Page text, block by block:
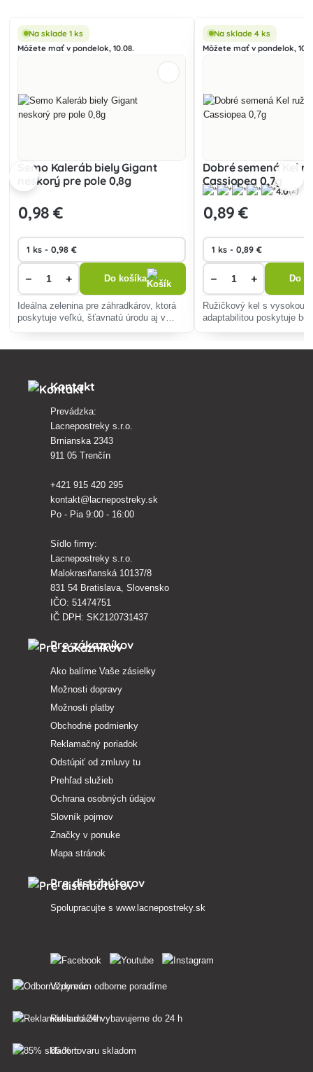
Na sklade 1 ks
Môžete mať v pondelok, 10.08.
Semo Kaleráb biely Gigant
neskorý pre pole 0,8g
0,98 €
− + Do košíka
Ideálna zelenina pre záhradkárov, ktorá
poskytuje veľkú, šťavnatú úrodu aj v
Na sklade 4 ks
Môžete mať v pondelok,
Dobré semená Kel
Cassiopea 0,7g
4.0(2)
0,89 €
− + Do
Ružičkový kel s vysokou
adaptabilitou poskytuje
Kontakt
Prevádzka:
Lacnepostreky s.r.o.
Brnianska 2343
911 05 Trenčín
+421 915 420 295
kontakt@lacnepostreky.sk
Po - Pia 9:00 - 16:00
Sídlo firmy:
Lacnepostreky s.r.o.
Malokrasňanská 10137/8
831 54 Bratislava, Slovensko
IČO: 51474751
IČ DPH: SK2120731437
Pre zákazníkov
Ako balíme Vaše zásielky
Možnosti dopravy
Možnosti platby
Obchodné podmienky
Reklamačný poriadok
Odstúpiť od zmluvy tu
Prehľad služieb
Ochrana osobných údajov
Slovník pojmov
Značky v ponuke
Mapa stránok
Pre distribútorov
Spolupracujte s www.lacnepostreky.sk
Vždy vám odborne poradíme
Reklamácie vybavujeme do 24 h
85 % tovaru skladom